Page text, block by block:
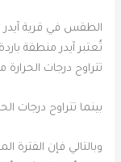
الطقس في قرية آيدر
تُعتبر آيدر منطقة
تتراوح درجات الحرارة ما بين 10 و20
بينما تتراوح ​​درجات الحرارة
وبالتالي فإن الفترة